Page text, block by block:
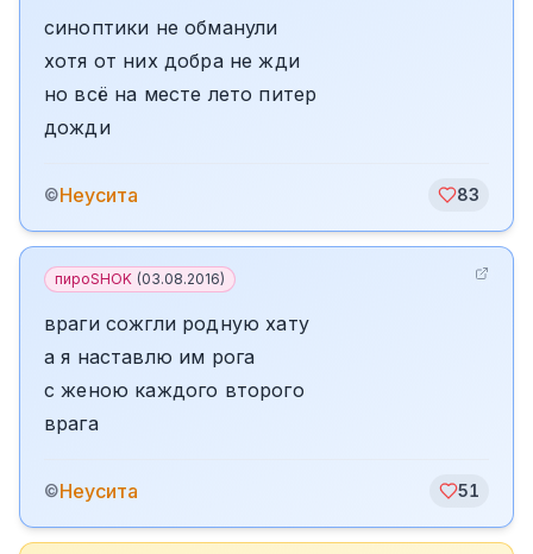
синоптики не обманули
хотя от них добра не жди
но всё на месте лето питер
дожди
©Неусита 83
пироSHOK (03.08.2016)
враги сожгли родную хату
а я наставлю им рога
с женою каждого второго
врага
©Неусита 51